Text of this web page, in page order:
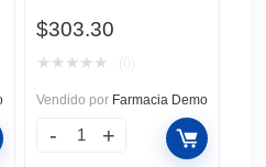
$303.30
★ ★ ★ ★ ★
Vendido por Farmacia Demo